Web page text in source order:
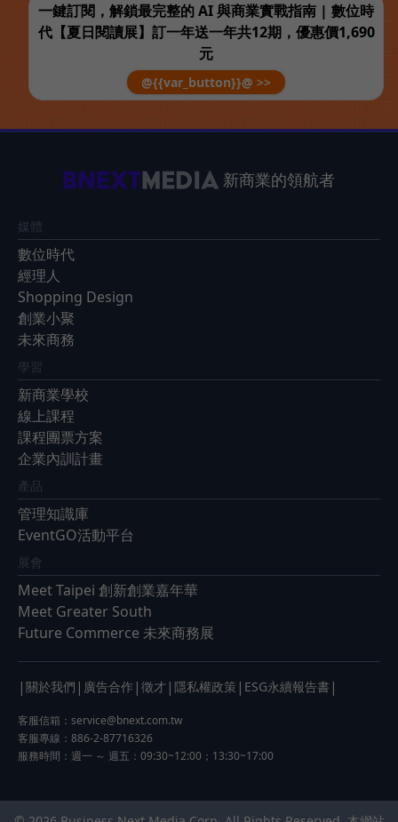
一鍵訂閱，解鎖最完整的 AI 與商業實戰指南 | 數位時
代【夏日閱讀展】訂一年送一年共12期，優惠價1,690
元
@{{var_button}}@ >>
新商業的領航者
媒體
數位時代
經理人
Shopping Design
創業小聚
未來商務
學習
新商業學校
線上課程
課程團票方案
企業內訓計畫
產品
管理知識庫
EventGO活動平台
展會
Meet Taipei 創新創業嘉年華
Meet Greater South
Future Commerce 未來商務展
| 關於我們 | 廣告合作 | 徵才 | 隱私權政策 | ESG永續報告書 |
客服信箱： service@bnext.com.tw
客服專線：886-2-87716326
服務時間：週一 ～ 週五：09:30~12:00；13:30~17:00